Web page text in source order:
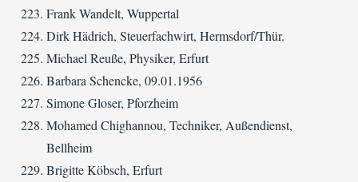
Frank Wandelt, Wuppertal
Dirk Hädrich, Steuerfachwirt, Hermsdorf/Thür.
Michael Reuße, Physiker, Erfurt
Barbara Schencke, 09.01.1956
Simone Gloser, Pforzheim
Mohamed Chighannou, Techniker, Außendienst,
Bellheim
Brigitte Köbsch, Erfurt